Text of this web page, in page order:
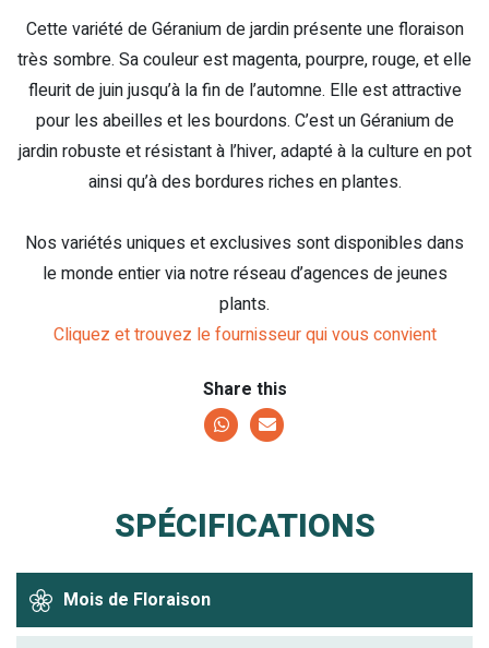
Cette variété de Géranium de jardin présente une floraison
très sombre. Sa couleur est magenta, pourpre, rouge, et elle
fleurit de juin jusqu’à la fin de l’automne. Elle est attractive
pour les abeilles et les bourdons. C’est un Géranium de
jardin robuste et résistant à l’hiver, adapté à la culture en pot
ainsi qu’à des bordures riches en plantes.
Nos variétés uniques et exclusives sont disponibles dans
le monde entier via notre réseau d’agences de jeunes
plants.
Cliquez et trouvez le fournisseur qui vous convient
Share this
SPÉCIFICATIONS
Mois de Floraison